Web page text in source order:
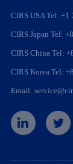
CIRS USA Tel:
CIRS Japan Tel:
CIRS China Tel:
CIRS Korea Tel:
Email: